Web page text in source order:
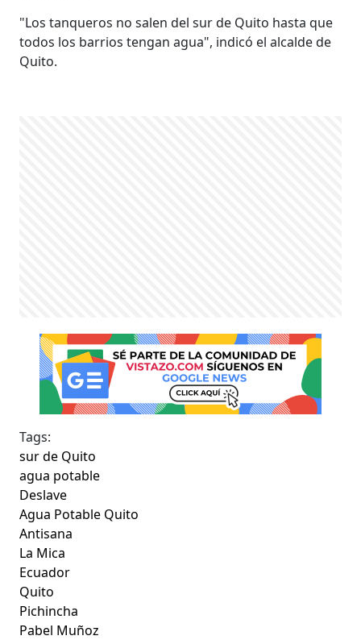
"Los tanqueros no salen del sur de Quito hasta que
todos los barrios tengan agua", indicó el alcalde de
Quito.
Tags:
sur de Quito
agua potable
Deslave
Agua Potable Quito
Antisana
La Mica
Ecuador
Quito
Pichincha
Pabel Muñoz